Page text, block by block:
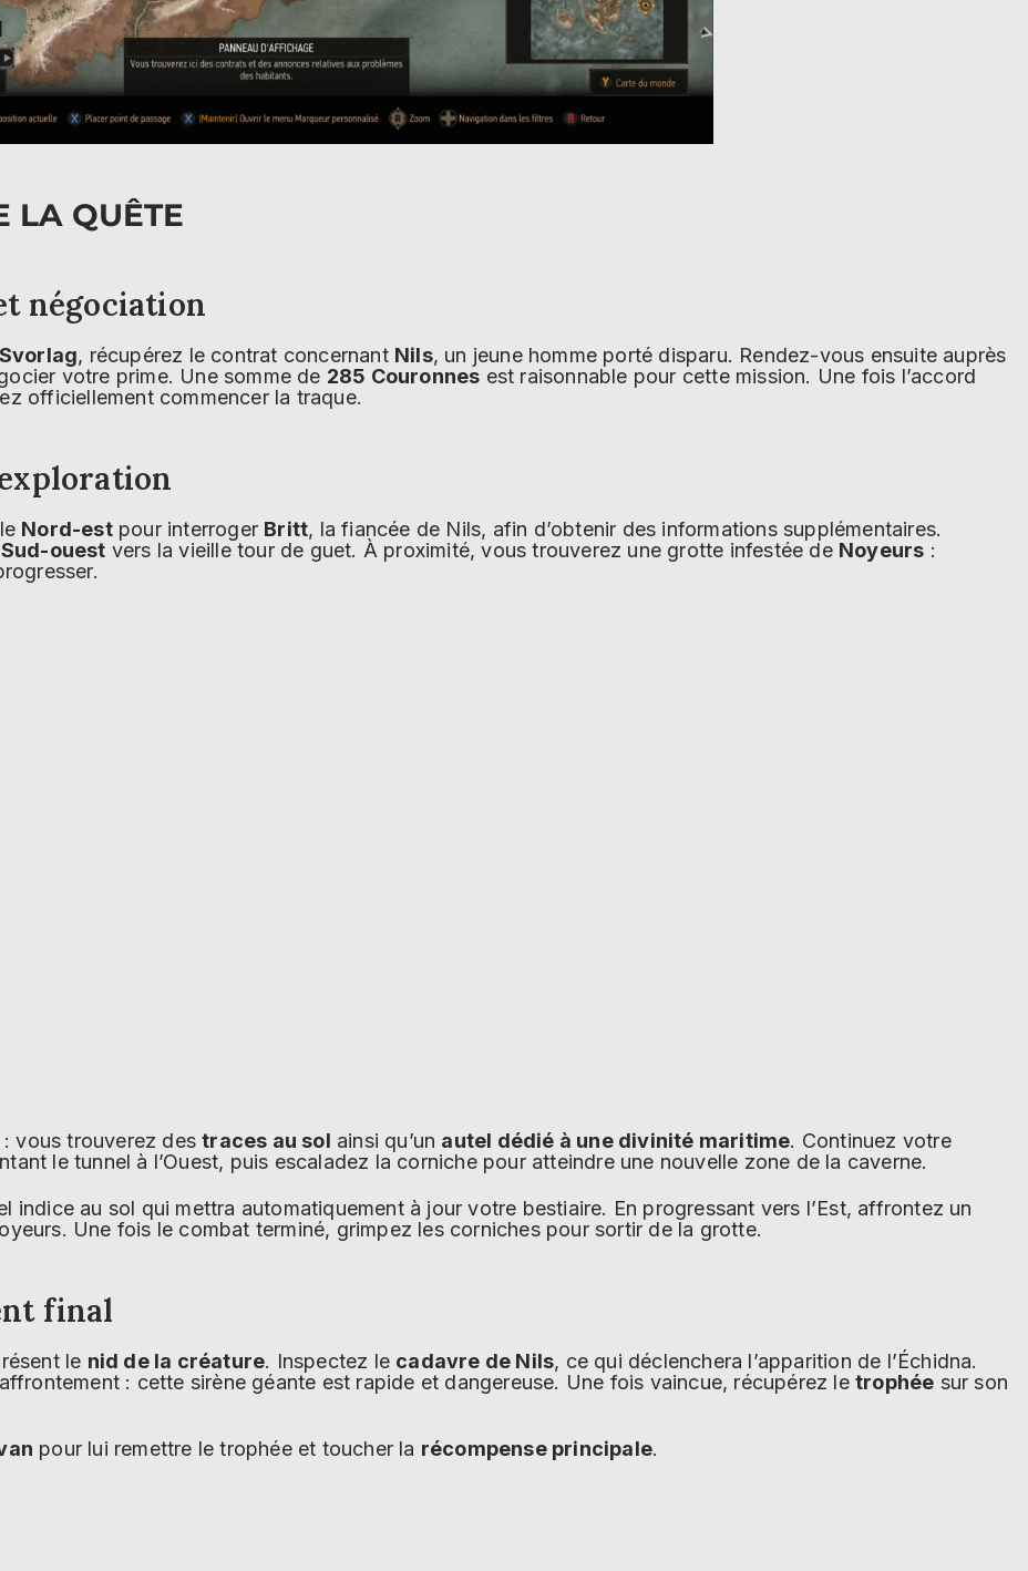
LA QUÊTE
négociation
Svorlag, récupérez le contrat concernant Nils, un jeune homme porté disparu. Rendez-vous ensuite auprès
votre prime. Une somme de 285 Couronnes est raisonnable pour cette mission. Une fois l’accord
officiellement commencer la traque.
Nord-estpour interroger Britt, la fiancée de Nils, afin d’obtenir des informations supplémentaires.
Sud-ouest vers la vieille tour de guet. À proximité, vous trouverez une grotte infestée de Noyeurs :
: vous trouverez destraces au sol ainsi qu’un autel dédié à une divinité maritime. Continuez votre
le tunnel à l’Ouest, puis escaladez la corniche pour atteindre une nouvelle zone de la caverne.
indice au sol qui mettra automatiquement à jour votre bestiaire. En progressant vers l’Est, affrontez un
Une fois le combat terminé, grimpez les corniches pour sortir de la grotte.
final
le nid de la créature. Inspectez le cadavre de Nils, ce qui déclenchera l’apparition de l’Échidna.
: cette sirène géante est rapide et dangereuse. Une fois vaincue, récupérez letrophée sur son
pour lui remettre le trophée et toucher la récompense principale.